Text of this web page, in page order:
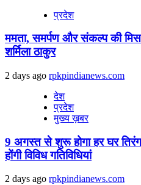
प्रदेश
ममता, समर्पण और संकल्प की
शर्मिला ठाकुर
2 days ago rpkpindianews.com
देश
प्रदेश
मुख्य ख़बर
9 अगस्‍त से शुरू होगा हर घर
होंगी विविध गतिविधियां
2 days ago rpkpindianews.com